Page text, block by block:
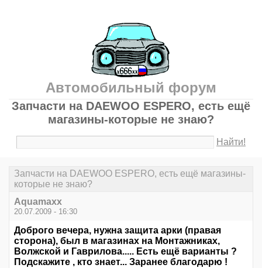
Автомобильный форум
Запчасти на DAEWOO ESPERO, есть ещё
магазины-которые не знаю?
Найти!
Запчасти на DAEWOO ESPERO, есть ещё магазины-
которые не знаю?
Aquamaxx
20.07.2009 - 16:30
Доброго вечера, нужна защита арки (правая
сторона), был в магазинах на Монтажниках,
Волжской и Гаврилова..... Есть ещё варианты ?
Подскажите , кто знает... Заранее благодарю !